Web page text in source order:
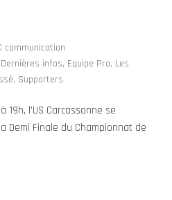
communication
Dernières infos, Equipe Pro, Les
, Supporters
19h, l'US Carcassonne se
Demi Finale du Championnat de